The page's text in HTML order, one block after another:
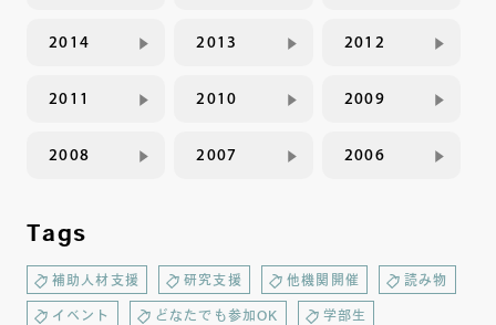
2014 2013 2012
2011 2010 2009
2008 2007 2006
Tags
補助人材支援 研究支援 他機関開催 読み物
イベント どなたでも参加OK 学部生